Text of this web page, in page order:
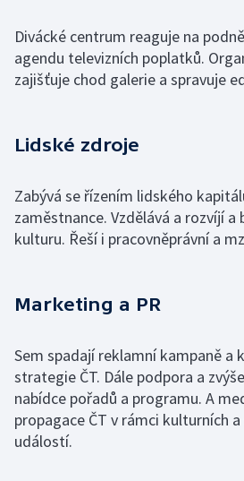
Divácké centrum reaguje na
agendu televizních poplatků.
zajišťuje chod galerie a spravuje
Lidské zdroje
Zabývá se řízením lidského
zaměstnance. Vzdělává a rozvíjí
kulturu. Řeší i pracovněprávní a
Marketing a PR
Sem spadají reklamní kampaně a
strategie ČT. Dále podpora a
nabídce pořadů a programu. A
propagace ČT v rámci kulturních
událostí.